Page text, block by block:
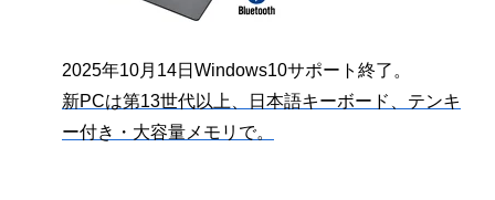
2025年10月14日Windows10サポート終了。
新PCは第13世代以上、日本語キーボード、テンキ
ー付き・大容量メモリで。